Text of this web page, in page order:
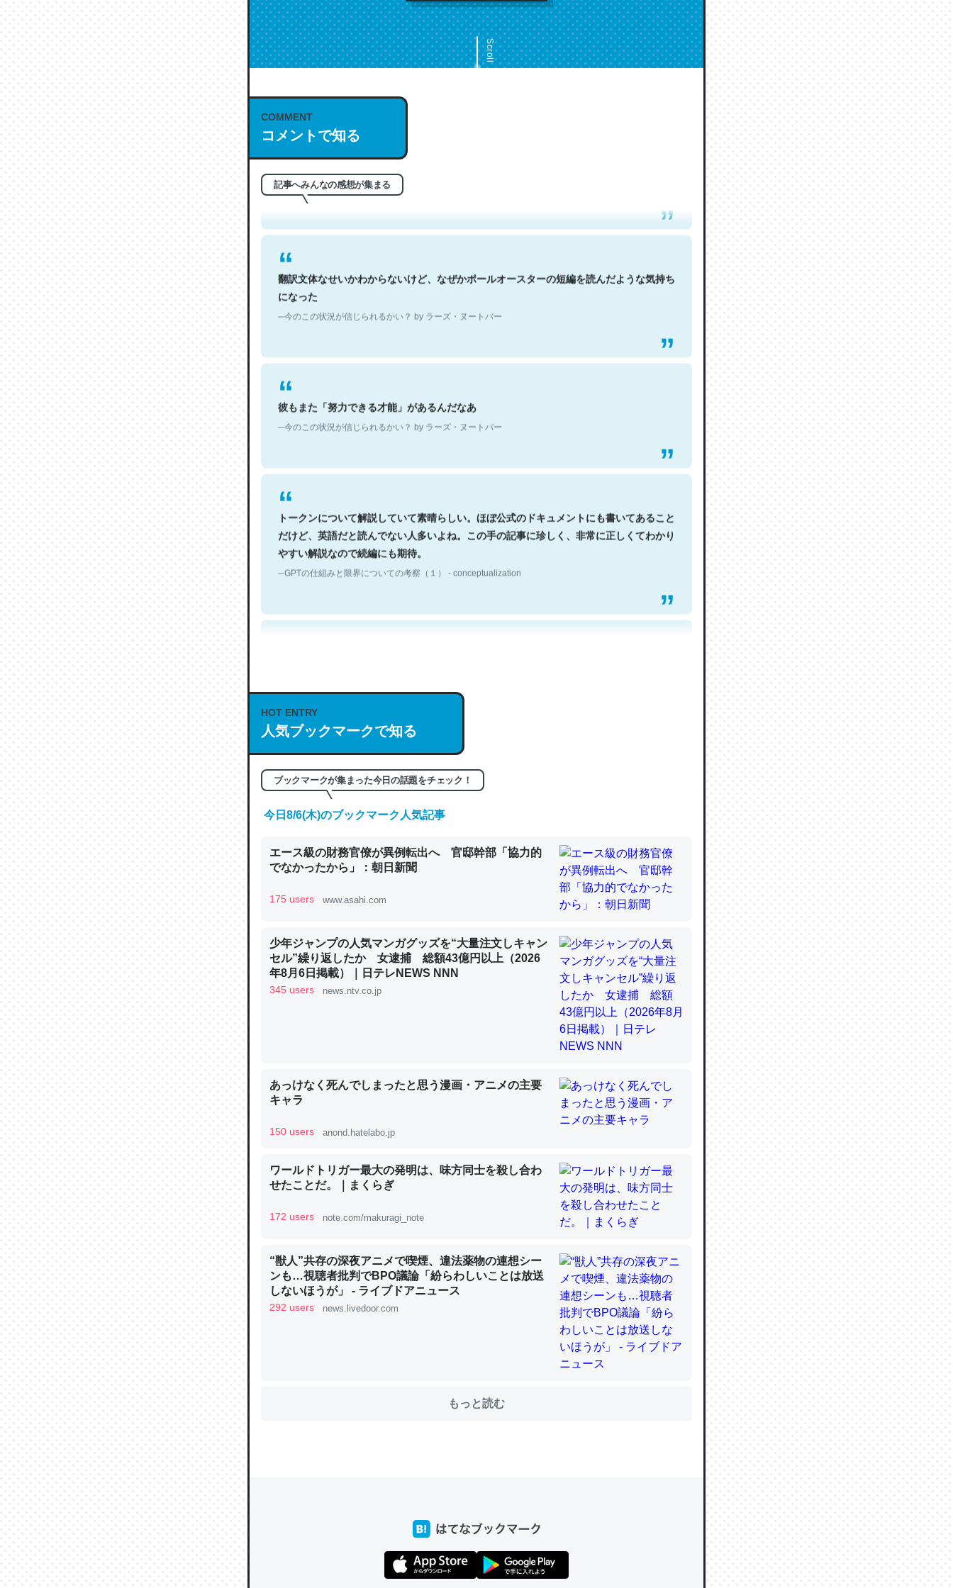
Scroll
COMMENT
コメントで知る
記事へみんなの感想が集まる
これは名文。彼はとてもクレバーなんだろうなと凄く思う。英語少しでも読める人は原文
もお勧め。自分はこの流れ好き。Let’s Fucking Go. Then Covid hit. Shit.
─今のこの状況が信じられるかい？ by ラーズ・ヌートバー
翻訳文体なせいかわからないけど、なぜかポールオースターの短編を読んだような気持ち
になった
─今のこの状況が信じられるかい？ by ラーズ・ヌートバー
彼もまた「努力できる才能」があるんだなあ
─今のこの状況が信じられるかい？ by ラーズ・ヌートバー
トークンについて解説していて素晴らしい。ほぼ公式のドキュメントにも書いてあること
だけど、英語だと読んでない人多いよね。この手の記事に珍しく、非常に正しくてわかり
やすい解説なので続編にも期待。
─GPTの仕組みと限界についての考察（１） - conceptualization
これは良記事。32768トークンだと英語小説100ページ分くらい。小説でいう「ずっと前
の伏線」は回収されないけど、短期記憶というには多い分量。進化すればするほど分かり
やすく強くなりそう
の600分の1程度。
─ニュース :: 【研究発表】昆虫学の大問題＝「昆虫はなぜ海にいないのか」に関する新仮説
論文では「淡水はカルシウムも酸素も不足してて両方に不利だから両方が拮抗してるので
チンを強化してる筈だが、酵素が違うのか？
─ニュース :: 【研究発表】昆虫学の大問題＝「昆虫はなぜ海にいないのか」に関する新仮説
これを元に考えるとカルシウムを大量に使う脊椎動物と貝類は苦労してるんだな…。腹足
類だと殻を無くしてナメクジになったり努力してるし。
ウチもEchoを実家に置いて４年。でたまに覗いてる。ぼちぼちRingも置こうかと画策
中。あと、Googleマップで位置情報を共有してる。電池残量や充電中かが分かるのでこ
を実質100倍以上に伸ばす効果があるはず……
─たまにLINEするくらいだった遠方の父67歳と僕。ITツール導入でコミュニケーションが劇的に変化し
HOT ENTRY
人気ブックマークで知る
ブックマークが集まった今日の話題をチェック！
今日8/6(木)のブックマーク人気記事
エース級の財務官僚が異例転出へ 官邸幹部「協力的
でなかったから」：朝日新聞
175 users www.asahi.com
少年ジャンプの人気マンガグッズを“大量注文しキャン
セル”繰り返したか 女逮捕 総額43億円以上（2026
年8月6日掲載）｜日テレNEWS NNN
345 users news.ntv.co.jp
あっけなく死んでしまったと思う漫画・アニメの主要
キャラ
150 users anond.hatelabo.jp
ワールドトリガー最大の発明は、味方同士を殺し合わ
せたことだ。｜まくらぎ
172 users note.com/makuragi_note
“獣人”共存の深夜アニメで喫煙、違法薬物の連想シー
ンも…視聴者批判でBPO議論「紛らわしいことは放送
しないほうが」 - ライブドアニュース
292 users news.livedoor.com
もっと読む